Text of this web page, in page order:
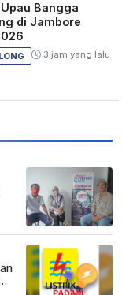
Bangga
di Jambore
3 jam yang lalu